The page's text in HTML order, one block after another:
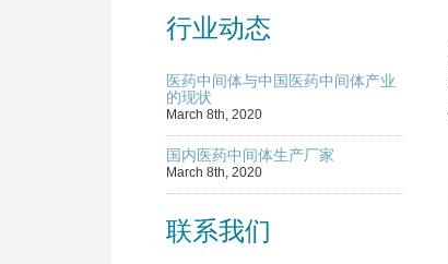
行业动态
医药中间体与中国医药中间体产业
的现状
March 8th, 2020
国内医药中间体生产厂家
March 8th, 2020
联系我们